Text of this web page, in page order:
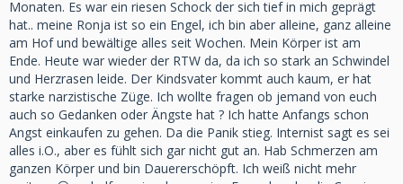
Monaten. Es war ein riesen Schock der sich tief in mich geprägt
hat.. meine Ronja ist so ein Engel, ich bin aber alleine, ganz alleine
am Hof und bewältige alles seit Wochen. Mein Körper ist am
Ende. Heute war wieder der RTW da, da ich so stark an Schwindel
und Herzrasen leide. Der Kindsvater kommt auch kaum, er hat
starke narzistische Züge. Ich wollte fragen ob jemand von euch
auch so Gedanken oder Ängste hat ? Ich hatte Anfangs schon
Angst einkaufen zu gehen. Da die Panik stieg. Internist sagt es sei
alles i.O., aber es fühlt sich gar nicht gut an. Hab Schmerzen am
ganzen Körper und bin Dauererschöpft. Ich weiß nicht mehr